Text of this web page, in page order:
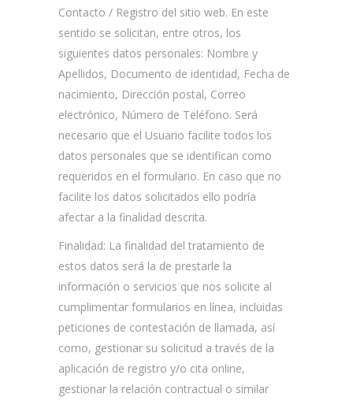
Contacto / Registro del sitio web. En este
sentido se solicitan, entre otros, los
siguientes datos personales: Nombre y
Apellidos, Documento de identidad, Fecha de
nacimiento, Dirección postal, Correo
electrónico, Número de Teléfono. Será
necesario que el Usuario facilite todos los
datos personales que se identifican como
requeridos en el formulario. En caso que no
facilite los datos solicitados ello podría
afectar a la finalidad descrita.
Finalidad: La finalidad del tratamiento de
estos datos será la de prestarle la
información o servicios que nos solicite al
cumplimentar formularios en línea, incluidas
peticiones de contestación de llamada, así
como, gestionar su solicitud a través de la
aplicación de registro y/o cita online,
gestionar la relación contractual o similar